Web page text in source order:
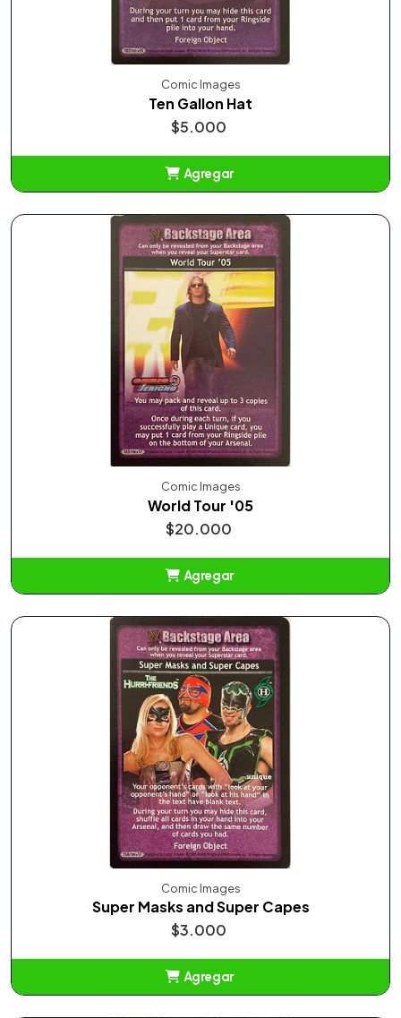
Comic Images
Ten Gallon Hat
$5.000
Agregar
Comic Images
World Tour '05
$20.000
Agregar
Comic Images
Super Masks and Super Capes
$3.000
Agregar